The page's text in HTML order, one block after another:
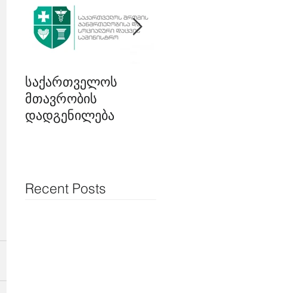
საქართველოს
მთავრობის
დადგენილება
Recent Posts